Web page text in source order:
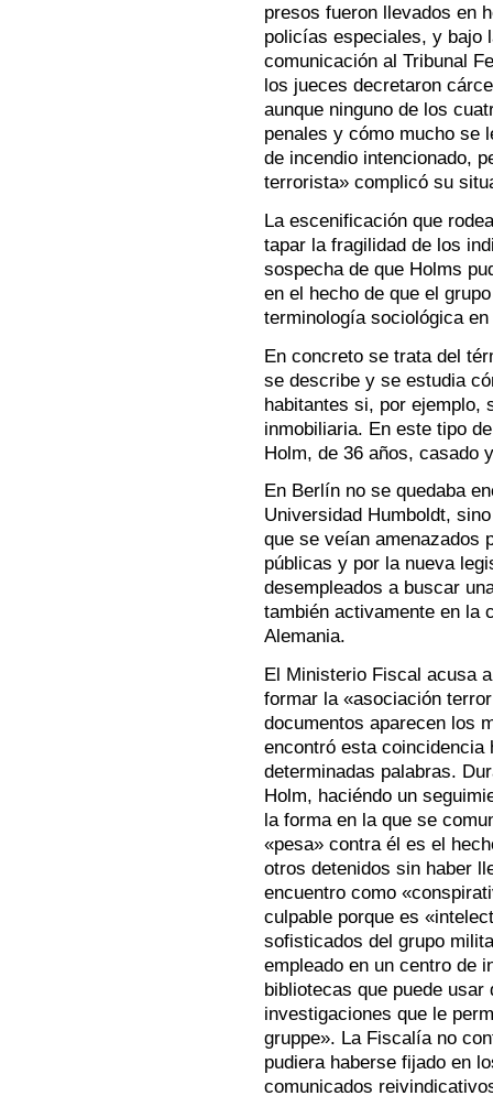
presos fueron llevados en
policías especiales, y bajo
comunicación al Tribunal
los jueces decretaron
aunque ninguno de los
penales y cómo mucho se
de incendio intencionado,
terrorista» complicó su
La escenificación que
tapar la fragilidad de los
sospecha de que Holms
en el hecho de que el
terminología sociológica
En concreto se trata del
se describe y se estudia
habitantes si, por ejemplo,
inmobiliaria. En este tipo
Holm, de 36 años, casado
En Berlín no se quedaba
Universidad Humboldt,
que se veían amenazados
públicas y por la nueva
desempleados a buscar
también activamente en la
Alemania.
El Ministerio Fiscal acusa
formar la «asociación
documentos aparecen los
encontró esta coincidencia
determinadas palabras.
Holm, haciéndo un
la forma en la que se
«pesa» contra él es el
otros detenidos sin haber
encuentro como
culpable porque es
sofisticados del grupo
empleado en un centro de
bibliotecas que puede
investigaciones que le
gruppe». La Fiscalía no
pudiera haberse fijado en
comunicados